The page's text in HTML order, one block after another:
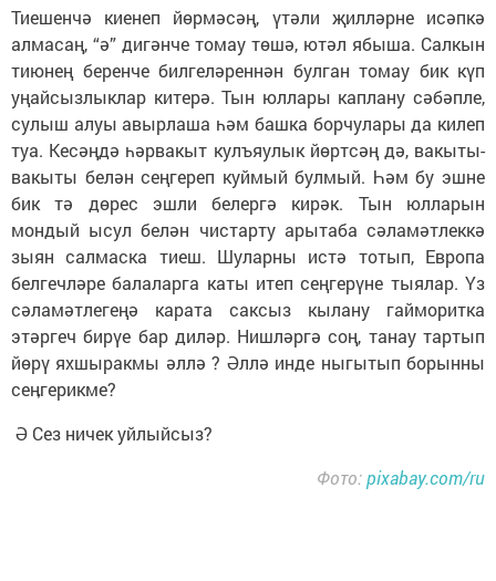
Тиешенчә киенеп йөрмәсәң, үтәли җилләрне исәпкә
алмасаң, “ә” дигәнче томау төшә, ютәл ябыша. Салкын
тиюнең беренче билгеләреннән булган томау бик күп
уңайсызлыклар китерә. Тын юллары каплану сәбәпле,
сулыш алуы авырлаша һәм башка борчулары да килеп
туа. Кесәңдә һәрвакыт кулъяулык йөртсәң дә, вакыты-
вакыты белән сеңгереп куймый булмый. Һәм бу эшне
бик тә дөрес эшли белергә кирәк. Тын юлларын
мондый ысул белән чистарту арытаба сәламәтлеккә
зыян салмаска тиеш. Шуларны истә тотып, Европа
белгечләре балаларга каты итеп сеңгерүне тыялар. Үз
сәламәтлегеңә карата саксыз кылану гайморитка
этәргеч бирүе бар диләр. Нишләргә соң, танау тартып
йөрү яхшыракмы әллә ? Әллә инде ныгытып борынны
сеӊгерикме?
Ә Сез ничек уйлыйсыз?
Фото:pixabay.com/ru